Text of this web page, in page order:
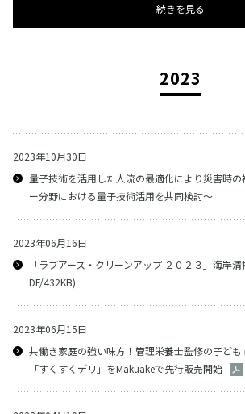
続きを見る
2023
2023年10月30日
量子技術を活用した人流の最適化により災害時
ー分野における量子技術活用を共同検討～
2023年06月16日
「ラブアース・クリーンアップ ２０２３」海岸
DF/432KB)
2023年06月15日
共働き家庭の強い味方！管理栄養士監修の子ども
「すくすくデリ」をMakuakeで先行販売開始